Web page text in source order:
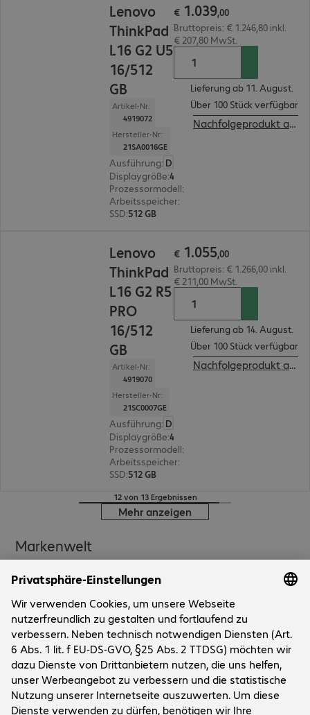
Lenovo
ThinkPad
L16 G2 U5
16/512
GB
Artikel-Nr:
4919072
Hersteller-Nr:
21SA0016GE
Ausführung:
Displaygröße:
Prozessormodell:
Arbeitsspeicher:
SSD:512 GB
€ 1.039,00
Bruttopreis: € 1.246,80 inkl.
€ 207,80 MwSt.
Lieferung ab 11. August.
Über 100 Stück verfügbar
Nachfolgeprodukt ansehen
Lenovo
ThinkPad
L16 G2 R5
PRO
16/512
GB
Artikel-Nr:
4919070
Hersteller-Nr:
21SC0007GE
Ausführung:
Displaygröße:
Prozessormodell:
Arbeitsspeicher:
SSD:512 GB
€ 1.055,00
Bruttopreis: € 1.266,00 inkl.
€ 211,00 MwSt.
Lieferung ab 14. August.
Über 100 Stück verfügbar
Nachfolgeprodukt ansehen
12 von 13 Ergebnissen
Mehr anzeigen
Markenwelt
Unternehmen